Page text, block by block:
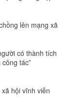
lên mạng xã
có thành tích
tác”
hội vĩnh viễn